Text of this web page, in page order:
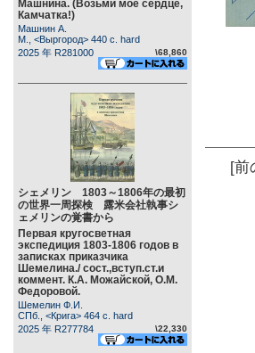
Машнина. (Возьми мое сердце,
Камчатка!)
Машнин А.
М., <Выргород> 440 c. hard
2025 年 R281000
\68,860
シェメリン 1803～1806年の最初
の世界一周探検 露米会社執事シ
ェメリンの覚書から
Первая кругосветная
экспедиция 1803-1806 годов в
записках приказчика
Шемелина./ сост.,вступ.ст.и
коммент. К.А. Можайской, О.М.
Федоровой.
Шемелин Ф.И.
СПб., <Крига> 464 c. hard
2025 年 R277784
\22,330
[前